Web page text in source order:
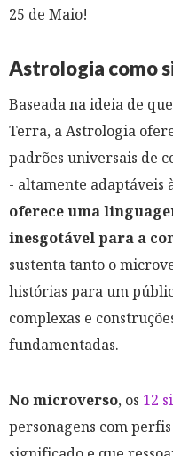
25 de Maio!
Astrologia como
Baseada na ideia de
Terra, a Astrologia
padrões universais de
- altamente adaptáveis
oferece uma
inesgotável para a
sustenta tanto o
histórias para um
complexas e
fundamentadas.
No microverso, os 12
personagens com